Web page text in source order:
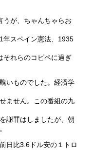
うが、ちゃんちゃらお
年スペイン憲法、1935
それらのコピペに過ぎ
いものでした。経済学
ません。この番組の九
謝罪はしましたが、朝
日比3.6ドル安の１トロ